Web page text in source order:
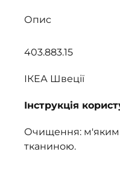
Опис
403.883.15
ІКЕА Швеції
Інструкція
Очищення: м'яким
тканиною.